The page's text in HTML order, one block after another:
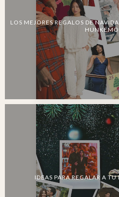
LOS MEJORES REGALOS DE
IDEAS PARA REGALAR A